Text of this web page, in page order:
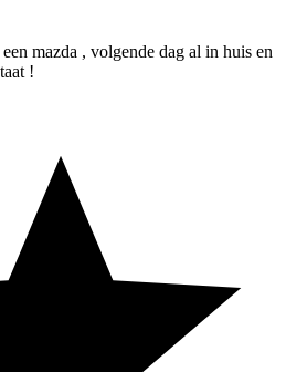
mazda , volgende dag al in huis en
!